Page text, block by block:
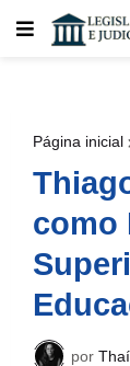
Página inicial
como
por